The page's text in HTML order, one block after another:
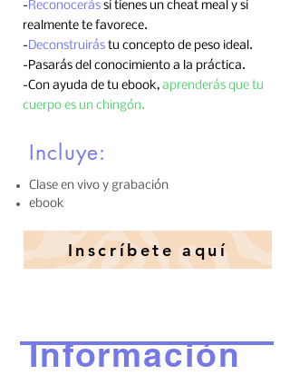
-Reconocerás si tienes un cheat meal y si
realmente te favorece.
-Deconstruirás tu concepto de peso ideal.
-Pasarás del conocimiento a la práctica.
-Con ayuda de tu ebook, aprenderás que tu
cuerpo es un chingón.
Incluye:
Clase en vivo y grabación
ebook
Inscríbete aquí
Información